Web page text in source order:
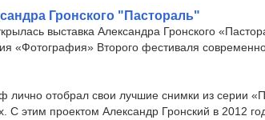
Гронского "Пастораль"
выставка Александра Гронского
«Фотография» Второго фестиваля
лично отобрал свои лучшие снимки из серии
С этим проектом Александр Гронский в 2012